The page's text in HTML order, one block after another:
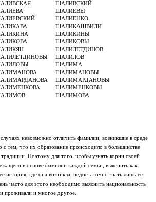
ШАЛИВСКИЙ
ШАЛИЕВЫ
ШАЛИЕНКО
ШАЛИКАШВИЛИ
ШАЛИКИНЫ
ШАЛИКОВЫ
ШАЛИЛЕТДИНОВ
ШАЛИЛОВ
ШАЛИМА
ШАЛИМАНОВЫ
ШАЛИМАРДАНОВЫ
ШАЛИМЕНКОВЫ
ШАЛИМОВА
невозможно отличить фамилии, возникшие в среде
с тем, что их образование происходило в большинстве
Поэтому для того, чтобы узнать корни своей
в основе фамилии каждой семьи, выяснить как
история, где она возникла, недостаточно знать лишь её
часто для этого необходимо выяснить национальность
проживали и многое другое.